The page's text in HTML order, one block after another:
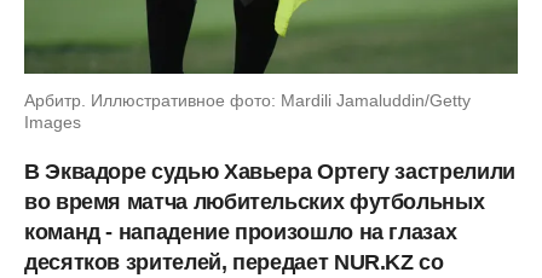
Арбитр. Иллюстративное фото: Mardili Jamaluddin/Getty
Images
В Эквадоре судью Хавьера Ортегу застрелили
во время матча любительских футбольных
команд - нападение произошло на глазах
десятков зрителей, передает NUR.KZ со